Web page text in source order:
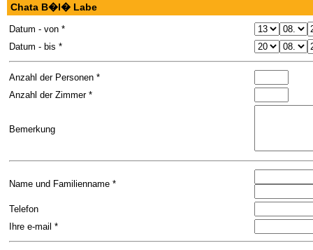
Chata B�l� Labe
Datum - von *
Datum - bis *
Anzahl der Personen *
Anzahl der Zimmer *
Bemerkung
Name und Familienname *
Telefon
Ihre e-mail *